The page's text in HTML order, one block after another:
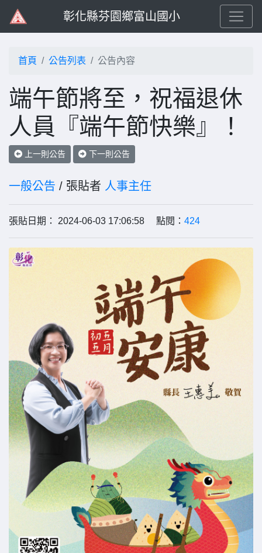
彰化縣芬園鄉富山國小
首頁 公告列表 公告內容
端午節將至，祝福退休
人員『端午節快樂』！
上一則公告 下一則公告
一般公告 / 張貼者 人事主任
張貼日期： 2024-06-03 17:06:58 點閱： 424